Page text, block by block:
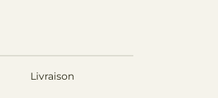
Livraison